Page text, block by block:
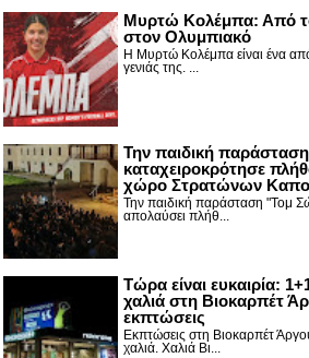
Μυρτώ Κολέμπα: Από
στον Ολυμπιακό
Η Μυρτώ Κολέμπα είναι ένα
γενιάς της. ...
Την παιδική
καταχειροκρότησε
χώρο Στρατώνων
Την παιδική παράσταση "Τομ
απολαύσει πλήθ...
Τώρα είναι ευκαιρία:
χαλιά στη Βιοκαρπέτ
εκπτώσεις
Εκπτώσεις στη Βιοκαρπέτ
χαλιά. Χαλιά Βι...